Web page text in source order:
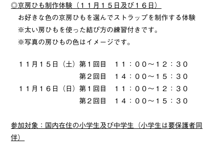
◎京房ひも制作体験（１１月１５日及び１６日）
お好きな色の京房ひもを選んでストラップを制作する体験
※太い房ひもを使った結び方の練習付きです。
※写真の房ひもの色はイメージです。
１１月１５日（土）第１回目 １１：００～１２：３０
第２回目 １４：００～１５：３０
１１月１６日（日）第１回目 １１：００～１２：３０
第２回目 １４：００～１５：３０
参加対象：国内在住の小学生及び中学生（小学生は要保護者同
伴）